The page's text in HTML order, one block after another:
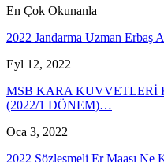
En Çok Okunanla
2022 Jandarma Uzman Erbaş
Eyl 12, 2022
MSB KARA KUVVETLERİ
(2022/1 DÖNEM)…
Oca 3, 2022
2022 Sözleşmeli Er Maaşı Ne